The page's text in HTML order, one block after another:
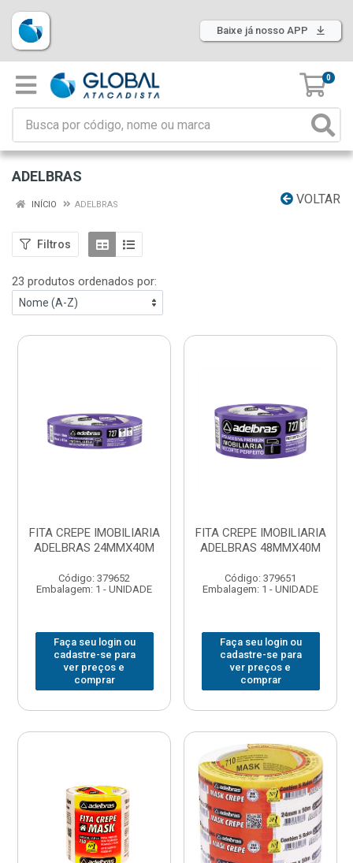
Baixe já nosso APP
0
ADELBRAS
VOLTAR
INÍCIO ADELBRAS
Filtros
23 produtos ordenados por:
FITA CREPE IMOBILIARIA
ADELBRAS 24MMX40M
Código: 379652
Embalagem: 1 - UNIDADE
Faça seu login ou
cadastre-se para
ver preços e
comprar
FITA CREPE IMOBILIARIA
ADELBRAS 48MMX40M
Código: 379651
Embalagem: 1 - UNIDADE
Faça seu login ou
cadastre-se para
ver preços e
comprar